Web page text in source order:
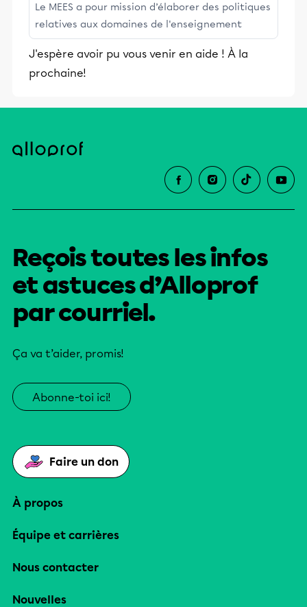
l'Enseignement supérieur
Le MEES a pour mission d’élaborer des politiques
relatives aux domaines de l'enseignement
J'espère avoir pu vous venir en aide ! À la
prochaine!
Reçois toutes les infos
et astuces d’Alloprof
par courriel.
Ça va t’aider, promis!
Abonne-toi ici!
Faire un don
À propos
Équipe et carrières
Nous contacter
Nouvelles